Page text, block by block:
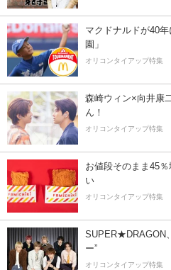
マクドナルドが40
園」
オリコンタイアップ特集
森崎ウィン×向井康
ん！
オリコンタイアップ特集
お値段そのまま45
い
オリコンタイアップ特集
SUPER★DRAGON
ー”
オリコンタイアップ特集